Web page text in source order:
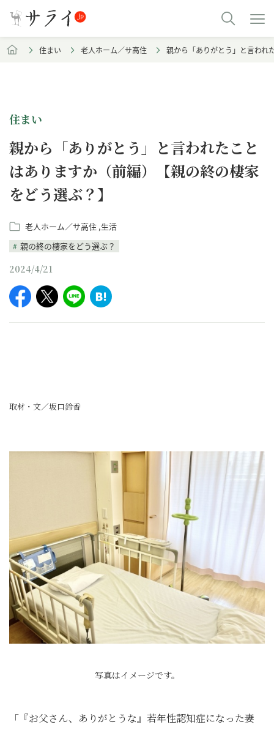
住まい 老人ホーム／サ高住 親から「ありがとう」と言われ
住まい
親から「ありがとう」と言われたこと
はありますか（前編）【親の終の棲家
をどう選ぶ？】
老人ホーム／サ高住 生活
親の終の棲家をどう選ぶ？
2024/4/21
取材・文／坂口鈴香
写真はイメージです。
「『お父さん、ありがとうな』若年性認知症になった妻